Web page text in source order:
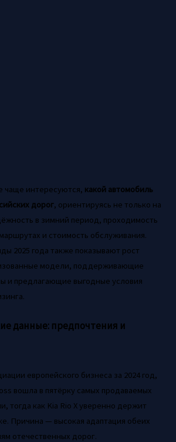
чаще интересуются, какой автомобиль
дорог, ориентируясь не только на
в зимний период, проходимость
и стоимость обслуживания.
2025 года также показывают рост
модели, поддерживающие
и предлагающие выгодные условия
данные: предпочтения и
европейского бизнеса за 2024 год,
вошла в пятёрку самых продаваемых
тогда как Kia Rio X уверенно держит
Причина — высокая адаптация обеих
отечественных дорог.